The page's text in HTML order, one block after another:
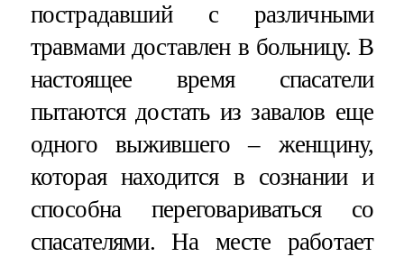
пострадавший с различными
травмами доставлен в больницу. В
настоящее время спасатели
пытаются достать из завалов еще
одного выжившего – женщину,
которая находится в сознании и
способна переговариваться со
спасателями. На месте работает